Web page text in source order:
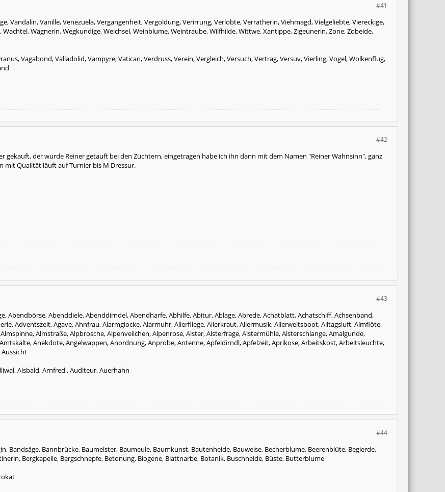
#41
Vandalin, Vanille, Venezuela, Vergangenheit, Vergoldung, Verirrung, Verlobte, Verrätherin, Viehmagd, Vielgeliebte, Viereckige,
Wagnerin, Wegkundige, Weichsel, Weinblume, Weintraube, Wilfhilde, Wittwe, Xantippe, Zigeunerin, Zone, Zobeide,
Vagabond, Valladolid, Vampyre, Vatican, Verdruss, Verein, Vergleich, Versuch, Vertrag, Versuv, Vierling, Vogel, Wolkenflug,
#42
gekauft, der wurde Reiner getauft bei den Züchtern, eingetragen habe ich ihn dann mit dem Namen "Reiner Wahnsinn", ganz
mit Qualität läuft auf Turnier bis M Dressur.
#43
Abendbörse, Abenddiele, Abenddirndel, Abendharfe, Abhilfe, Abitur, Ablage, Abrede, Achatblatt, Achatschiff, Achsenband,
Adventszeit, Agave, Ahnfrau, Alarmglocke, Alarmuhr, Allerfliege, Allerkraut, Allermusik, Allerweltsboot, Alltagsluft, Almflöte,
Almstraße, Alpbrosche, Alpenveilchen, Alpenrose, Alster, Alsterfrage, Alstermühle, Alsterschlange, Amalgunde,
Anekdote, Angelwappen, Anordnung, Anprobe, Antenne, Apfeldirndl, Apfelzeit, Aprikose, Arbeitskost, Arbeitsleuchte,
Alsbald, Arnfred , Auditeur, Auerhahn
#44
Bandsäge, Bannbrücke, Baumelster, Baumeule, Baumkunst, Bautenheide, Bauweise, Becherblume, Beerenblüte, Begierde,
Bergkapelle, Bergschnepfe, Betonung, Biogene, Blattnarbe, Botanik, Buschheide, Büste, Butterblume